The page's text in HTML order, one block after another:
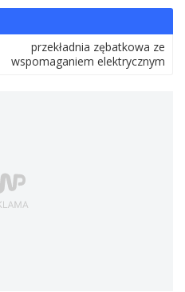
przekładnia zębatkowa ze
wspomaganiem elektrycznym